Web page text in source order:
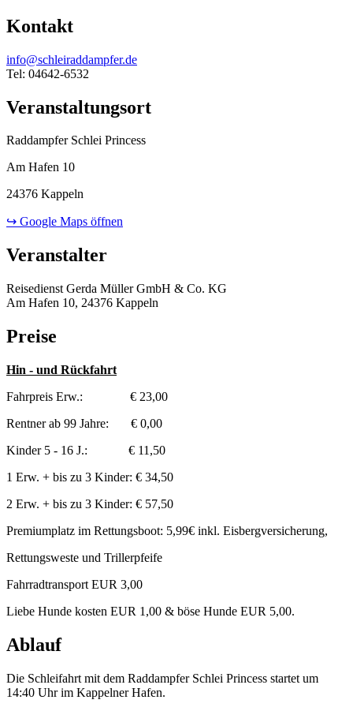
Kontakt
info@schleiraddampfer.de
Tel: 04642-6532
Veranstaltungsort
Raddampfer Schlei Princess
Am Hafen 10
24376 Kappeln
↪ Google Maps öffnen
Veranstalter
Reisedienst Gerda Müller GmbH & Co. KG
Am Hafen 10, 24376 Kappeln
Preise
Hin - und Rückfahrt
Fahrpreis Erw.: € 23,00
Rentner ab 99 Jahre: € 0,00
Kinder 5 - 16 J.: € 11,50
1 Erw. + bis zu 3 Kinder: € 34,50
2 Erw. + bis zu 3 Kinder: € 57,50
Premiumplatz im Rettungsboot: 5,99€ inkl. Eisbergversicherung,
Rettungsweste und Trillerpfeife
Fahrradtransport EUR 3,00
Liebe Hunde kosten EUR 1,00 & böse Hunde EUR 5,00.
Ablauf
Die Schleifahrt mit dem Raddampfer Schlei Princess startet um
14:40 Uhr im Kappelner Hafen.